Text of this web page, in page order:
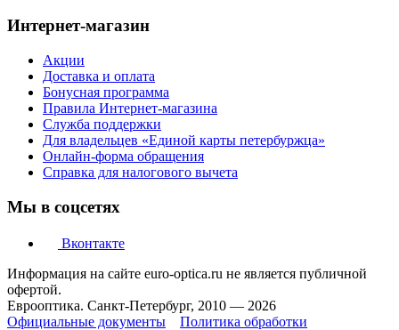
Интернет-магазин
Акции
Доставка и оплата
Бонусная программа
Правила Интернет-магазина
Служба поддержки
Для владельцев «Единой карты петербуржца»
Онлайн-форма обращения
Справка для налогового вычета
Мы в соцсетях
Вконтакте
Информация на сайте euro-optica.ru не является публичной
офертой.
Еврооптика. Санкт-Петербург, 2010 — 2026
Официальные документы
Политика обработки